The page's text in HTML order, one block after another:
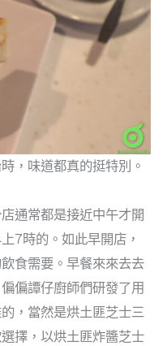
，味道都真的挺特別。
通常都是接近中午才開
7時的。如此早開店，
食需要。早餐來來去去
偏譚仔廚師們研發了用
，當然是烘土匪芝士三
擇，以烘土匪炸醬芝士